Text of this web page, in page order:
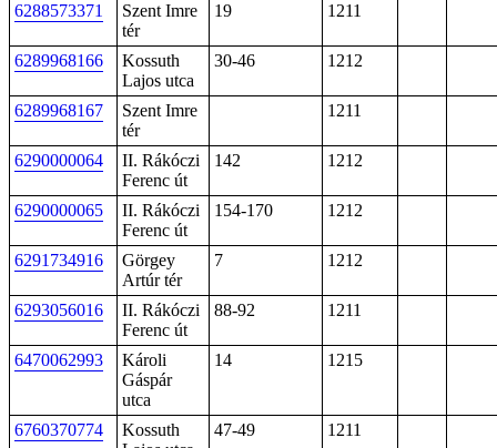
6288573371
Szent Imre
tér
19 1211
6289968166
Kossuth
Lajos utca
30-46 1212
6289968167
Szent Imre
tér
1211
6290000064
II. Rákóczi
Ferenc út
142 1212
6290000065
II. Rákóczi
Ferenc út
154-170 1212
6291734916
Görgey
Artúr tér
7 1212
6293056016
II. Rákóczi
Ferenc út
88-92 1211
6470062993
Károli
Gáspár
utca
14 1215
6760370774
Kossuth
47-49 1211